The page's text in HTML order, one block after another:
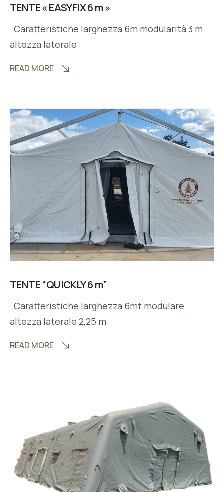
TENTE « EASYFIX 6 m »
Caratteristiche larghezza 6m modularità 3 m
altezza laterale
READ MORE
TENTE “QUICKLY 6 m”
Caratteristiche larghezza 6mt modulare
altezza laterale 2,25 m
READ MORE